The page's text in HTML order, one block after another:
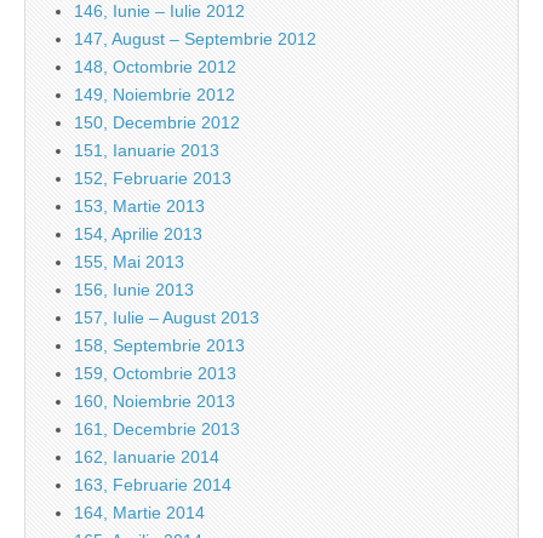
146, Iunie – Iulie 2012
147, August – Septembrie 2012
148, Octombrie 2012
149, Noiembrie 2012
150, Decembrie 2012
151, Ianuarie 2013
152, Februarie 2013
153, Martie 2013
154, Aprilie 2013
155, Mai 2013
156, Iunie 2013
157, Iulie – August 2013
158, Septembrie 2013
159, Octombrie 2013
160, Noiembrie 2013
161, Decembrie 2013
162, Ianuarie 2014
163, Februarie 2014
164, Martie 2014